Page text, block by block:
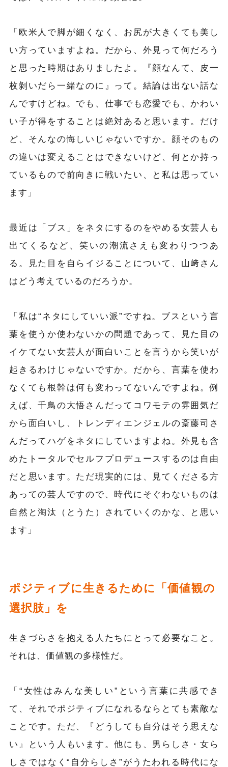
「欧米人で脚が細くなく、お尻が大きくても美し
い方っていますよね。だから、外見って何だろう
と思った時期はありましたよ。『顔なんて、皮一
枚剝いだら一緒なのに』って。結論は出ない話な
んですけどね。でも、仕事でも恋愛でも、かわい
い子が得をすることは絶対あると思います。だけ
ど、そんなの悔しいじゃないですか。顔そのもの
の違いは変えることはできないけど、何とか持っ
ているもので前向きに戦いたい、と私は思ってい
ます」
最近は「ブス」をネタにするのをやめる女芸人も
出てくるなど、笑いの潮流さえも変わりつつあ
る。見た目を自らイジることについて、山﨑さん
はどう考えているのだろうか。
「私は“ネタにしていい派”ですね。ブスという言
葉を使うか使わないかの問題であって、見た目の
イケてない女芸人が面白いことを言うから笑いが
起きるわけじゃないですか。だから、言葉を使わ
なくても根幹は何も変わってないんですよね。例
えば、千鳥の大悟さんだってコワモテの雰囲気だ
から面白いし、トレンディエンジェルの斎藤司さ
んだってハゲをネタにしていますよね。外見も含
めたトータルでセルフプロデュースするのは自由
だと思います。ただ現実的には、見てくださる方
あっての芸人ですので、時代にそぐわないものは
自然と淘汰（とうた）されていくのかな、と思い
ます」
ポジティブに生きるために「価値観の
選択肢」を
生きづらさを抱える人たちにとって必要なこと。
それは、価値観の多様性だ。
「“女性はみんな美しい”という言葉に共感でき
て、それでポジティブになれるならとても素敵な
ことです。ただ、『どうしても自分はそう思えな
い』という人もいます。他にも、男らしさ・女ら
しさではなく“自分らしさ”がうたわれる時代にな